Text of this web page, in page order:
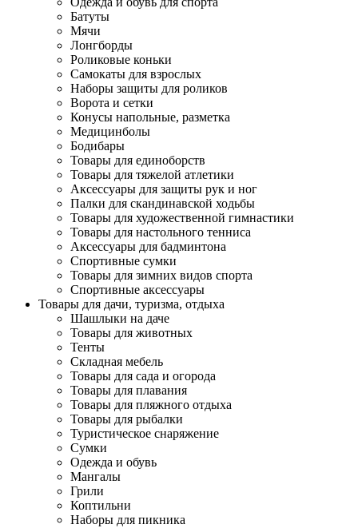
Батуты
Мячи
Лонгборды
Роликовые коньки
Самокаты для взрослых
Наборы защиты для роликов
Ворота и сетки
Конусы напольные, разметка
Медицинболы
Бодибары
Товары для единоборств
Товары для тяжелой атлетики
Аксессуары для защиты рук и ног
Палки для скандинавской ходьбы
Товары для художественной гимнастики
Товары для настольного тенниса
Аксессуары для бадминтона
Спортивные сумки
Товары для зимних видов спорта
Спортивные аксессуары
Товары для дачи, туризма, отдыха
Шашлыки на даче
Товары для животных
Тенты
Складная мебель
Товары для сада и огорода
Товары для плавания
Товары для пляжного отдыха
Товары для рыбалки
Туристическое снаряжение
Сумки
Одежда и обувь
Мангалы
Грили
Коптильни
Наборы для пикника